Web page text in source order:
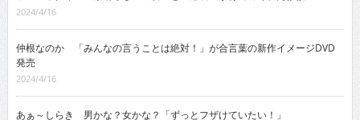
2024/4/16
仲根なのか 「みんなの言うことは絶対！」が合言葉の新作イメージDVD
発売
2024/4/16
あぁ～しらき 男かな？女かな？「ずっとフザけていたい！」